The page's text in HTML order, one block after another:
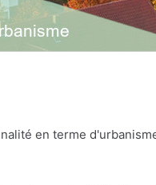
en terme